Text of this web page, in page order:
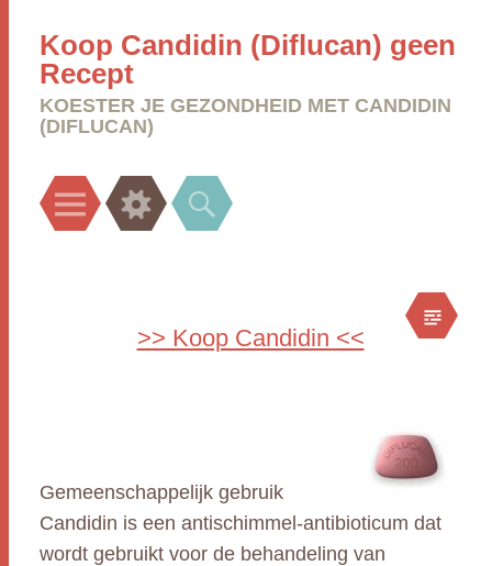
Koop Candidin (Diflucan) geen
Recept
KOESTER JE GEZONDHEID MET CANDIDIN
(DIFLUCAN)
Menu Widgets Search
>> Koop Candidin <<
Gemeenschappelijk gebruik
Candidin is een antischimmel-antibioticum dat
wordt gebruikt voor de behandeling van